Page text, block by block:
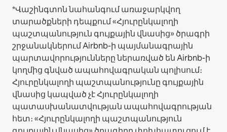
*Վաշինգտոն նահանգում առաջարկվող
տարածքների դեպքում «Հյուրընկալողի
պաշտպանություն գույքային վնասից» ծրագրի
շրջանակներում Airbnb-ի պայմանագրային
պարտավորությունները ներառված են Airbnb-ի
կողմից գնված ապահովագրական պոլիսում։
Հյուրընկալողի պաշտպանությունը գույքային
վնասից կապված չէ Հյուրընկալողի
պատասխանատվության ապահովագրության
հետ։ «Հյուրընկալողի պաշտպանություն